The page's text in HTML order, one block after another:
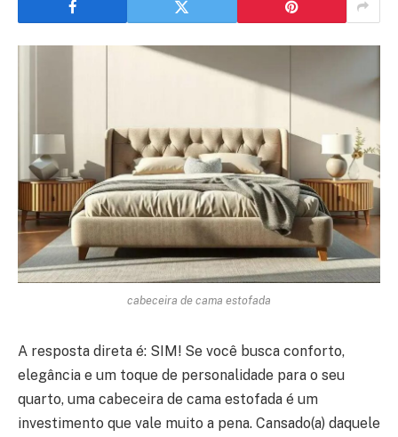
cabeceira de cama estofada
A resposta direta é: SIM! Se você busca conforto,
elegância e um toque de personalidade para o seu
quarto, uma cabeceira de cama estofada é um
investimento que vale muito a pena. Cansado(a) daquele